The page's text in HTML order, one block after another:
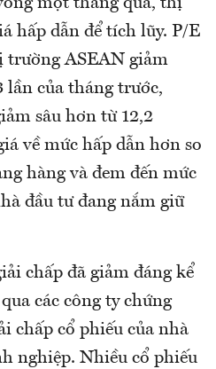
một tháng qua, thị
hấp dẫn để tích lũy. P/E
trường ASEAN giảm
lần của tháng trước,
sâu hơn từ 12,2
về mức hấp dẫn hơn so
hàng và đem đến mức
đầu tư đang nắm giữ
chấp đã giảm đáng kể
các công ty chứng
chấp cổ phiếu của nhà
nghiệp. Nhiều cổ phiếu